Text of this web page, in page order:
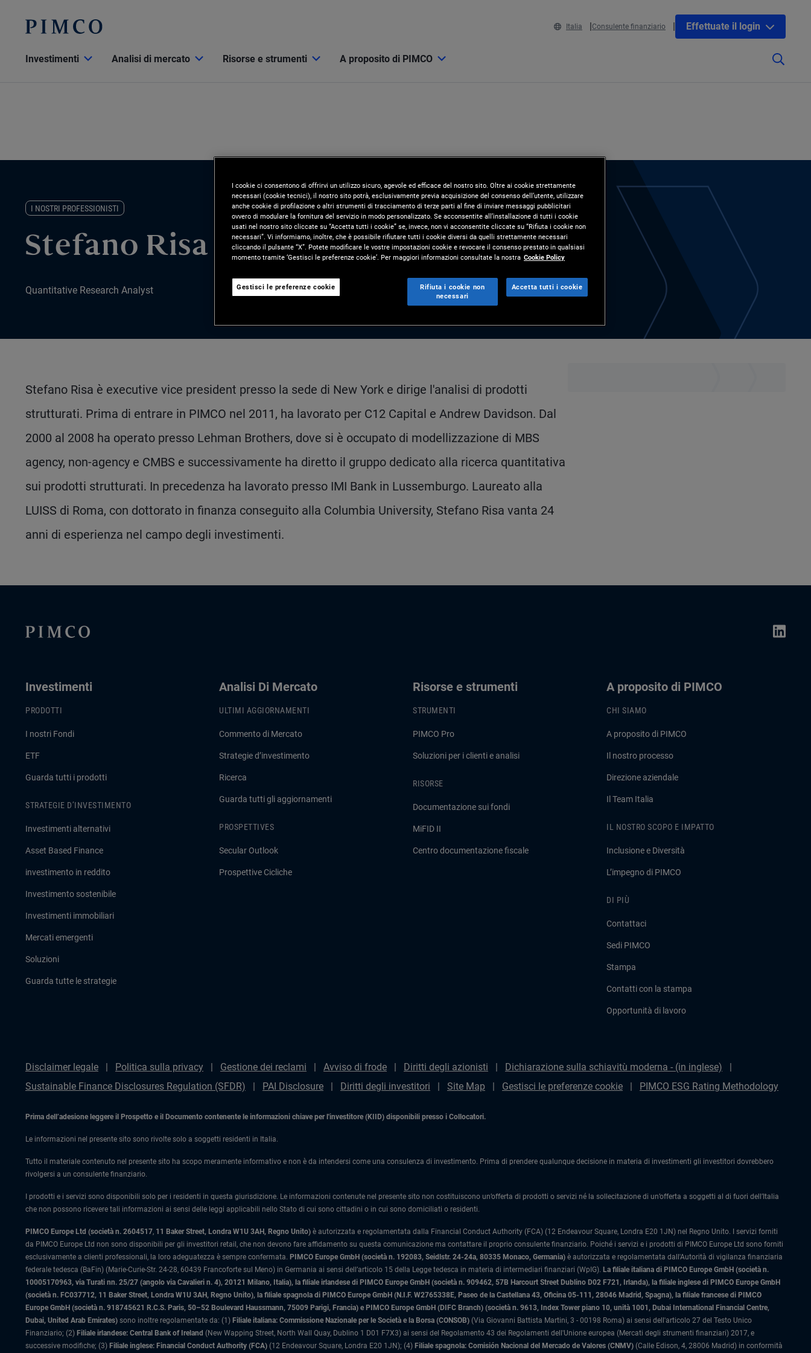
Italia Consulente finanziario Effettuate il login
Investimenti Analisi di mercato Risorse e strumenti A proposito di PIMCO
I NOSTRI PROFESSIONISTI
Stefano Risa
Quantitative Research Analyst
Stefano Risa è executive vice president presso la sede di New York e dirige l'analisi di prodotti
strutturati. Prima di entrare in PIMCO nel 2011, ha lavorato per C12 Capital e Andrew Davidson. Dal
2000 al 2008 ha operato presso Lehman Brothers, dove si è occupato di modellizzazione di MBS
agency, non-agency e CMBS e successivamente ha diretto il gruppo dedicato alla ricerca quantitativa
sui prodotti strutturati. In precedenza ha lavorato presso IMI Bank in Lussemburgo. Laureato alla
LUISS di Roma, con dottorato in finanza conseguito alla Columbia University, Stefano Risa vanta 24
anni di esperienza nel campo degli investimenti.
Investimenti
PRODOTTI
I nostri Fondi
ETF
Guarda tutti i prodotti
STRATEGIE D’INVESTIMENTO
Investimenti alternativi
Asset Based Finance
investimento in reddito
Investimento sostenibile
Investimenti immobiliari
Mercati emergenti
Soluzioni
Guarda tutte le strategie
Analisi Di Mercato
ULTIMI AGGIORNAMENTI
Commento di Mercato
Strategie d’investimento
Ricerca
Guarda tutti gli aggiornamenti
PROSPETTIVES
Secular Outlook
Prospettive Cicliche
Risorse e strumenti
STRUMENTI
PIMCO Pro
Soluzioni per i clienti e analisi
RISORSE
Documentazione sui fondi
MiFID II
Centro documentazione fiscale
A proposito di PIMCO
CHI SIAMO
A proposito di PIMCO
Il nostro processo
Direzione aziendale
Il Team Italia
IL NOSTRO SCOPO E IMPATTO
Inclusione e Diversità
L’impegno di PIMCO
DI PIÙ
Contattaci
Sedi PIMCO
Stampa
Contatti con la stampa
Opportunità di lavoro
Disclaimer legale Politica sulla privacy Gestione dei reclami Avviso di frode Diritti degli azionisti
Dichiarazione sulla schiavitù moderna - (in inglese)
Sustainable Finance Disclosures Regulation (SFDR)
PAI Disclosure Diritti degli investitori Site Map Gestisci le preferenze cookie PIMCO ESG Rating Methodology
Prima dell’adesione leggere il Prospetto e il Documento contenente le informazioni chiave per l'investitore (KIID) disponibili presso i Collocatori.
Le informazioni nel presente sito sono rivolte solo a soggetti residenti in Italia.
Tutto il materiale contenuto nel presente sito ha scopo meramente informativo e non è da intendersi come una consulenza di investimento. Prima di prendere qualunque decisione in materia di investimenti gli investitori dovrebbero
rivolgersi a un consulente finanziario.
I prodotti e i servizi sono disponibili solo per i residenti in questa giurisdizione. Le informazioni contenute nel presente sito non costituiscono un’offerta di prodotti o servizi né la sollecitazione di un’offerta a soggetti al di fuori dell’Italia
che non possono ricevere tali informazioni ai sensi delle leggi applicabili nello Stato di cui sono cittadini o in cui sono domiciliati o residenti.
PIMCO Europe Ltd (società n. 2604517, 11 Baker Street, Londra W1U 3AH, Regno Unito) è autorizzata e regolamentata dalla Financial Conduct Authority (FCA) (12 Endeavour Square, Londra E20 1JN) nel Regno Unito. I servizi forniti
da PIMCO Europe Ltd non sono disponibili per gli investitori retail, che non devono fare affidamento su questa comunicazione ma contattare il proprio consulente finanziario. Poiché i servizi e i prodotti di PIMCO Europe Ltd sono forniti
esclusivamente a clienti professionali, la loro adeguatezza è sempre confermata. PIMCO Europe GmbH (società n. 192083, Seidlstr. 24-24a, 80335 Monaco, Germania) è autorizzata e regolamentata dall'Autorità di vigilanza finanziaria
federale tedesca (BaFin) (Marie-Curie-Str. 24-28, 60439 Francoforte sul Meno) in Germania ai sensi dell’articolo 15 della Legge tedesca in materia di intermediari finanziari (WpIG). La filiale italiana di PIMCO Europe GmbH (società n.
10005170963, via Turati nn. 25/27 (angolo via Cavalieri n. 4), 20121 Milano, Italia), la filiale irlandese di PIMCO Europe GmbH (società n. 909462, 57B Harcourt Street Dublino D02 F721, Irlanda), la filiale inglese di PIMCO Europe GmbH
(società n. FC037712, 11 Baker Street, Londra W1U 3AH, Regno Unito), la filiale spagnola di PIMCO Europe GmbH (N.I.F. W2765338E, Paseo de la Castellana 43, Oficina 05-111, 28046 Madrid, Spagna), la filiale francese di PIMCO
Europe GmbH (società n. 918745621 R.C.S. Paris, 50–52 Boulevard Haussmann, 75009 Parigi, Francia) e PIMCO Europe GmbH (DIFC Branch) (società n. 9613, Index Tower piano 10, unità 1001, Dubai International Financial Centre,
Dubai, United Arab Emirates) sono inoltre regolamentate da: (1) Filiale italiana: Commissione Nazionale per le Società e la Borsa (CONSOB) (Via Giovanni Battista Martini, 3 - 00198 Roma) ai sensi dell'articolo 27 del Testo Unico
Finanziario; (2) Filiale irlandese: Central Bank of Ireland (New Wapping Street, North Wall Quay, Dublino 1 D01 F7X3) ai sensi del Regolamento 43 dei Regolamenti dell'Unione europea (Mercati degli strumenti finanziari) 2017, e
successive modifiche; (3) Filiale inglese: Financial Conduct Authority (FCA) (12 Endeavour Square, Londra E20 1JN); (4) Filiale spagnola: Comisión Nacional del Mercado de Valores (CNMV) (Calle Edison, 4, 28006 Madrid) in conformità
I cookie ci consentono di offrirvi un utilizzo sicuro, agevole ed efficace del nostro sito. Oltre ai cookie strettamente
necessari (cookie tecnici), il nostro sito potrà, esclusivamente previa acquisizione del consenso dell’utente, utilizzare
anche cookie di profilazione o altri strumenti di tracciamento di terze parti al fine di inviare messaggi pubblicitari
ovvero di modulare la fornitura del servizio in modo personalizzato. Se acconsentite all’installazione di tutti i cookie
usati nel nostro sito cliccate su “Accetta tutti i cookie” se, invece, non vi acconsentite cliccate su “Rifiuta i cookie non
necessari”. Vi informiamo, inoltre, che è possibile rifiutare tutti i cookie diversi da quelli strettamente necessari
cliccando il pulsante “X”. Potete modificare le vostre impostazioni cookie e revocare il consenso prestato in qualsiasi
momento tramite ‘Gestisci le preferenze cookie’. Per maggiori informazioni consultate la nostra Cookie Policy
Gestisci le preferenze cookie
Rifiuta i cookie non
necessari
Accetta tutti i cookie